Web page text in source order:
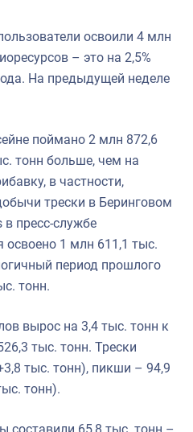
ценностей
освоили 4 млн
– это на 2,5%
На предыдущей неделе
поймано 2 млн 872,6
тонн больше, чем на
в частности,
трески в Беринговом
пресс-службе
1 млн 611,1 тыс.
период прошлого
тонн.
вырос на 3,4 тыс. тонн к
тыс. тонн. Трески
тыс. тонн), пикши – 94,9
тонн).